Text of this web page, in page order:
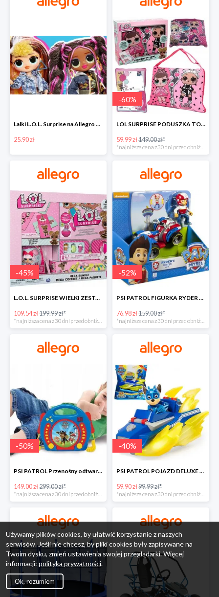
Lalki L.O.L. Surprise na Allegro w super cenach od 25,90 zł
25.90 zł
-60%
LOL SURPRISE PODUSZKA TOREBKA SEKRETNY SCHOWEK MP3 -59%
59.99 zł149.00 zł*
*najniższa cena z 30 dni przed obniżką
-45%
L.O.L. SURPRISE WIELKI ZESTAW NIESPODZIANKA 4 GRY -45%
109.54 zł199.99 zł*
-52%
PSI PATROL FIGURKA RYDER + QUAD POJAZD RATUNKOWY -51%
76.98 zł159.00 zł*
-50%
PSI PATROL Przenośny odtwarzacz CD Karaoke PAW -50%
149.00 zł299.00 zł*
*najniższa cena z 30 dni przed obniżką
-40%
PSI PATROL POJAZD DELUXE FIGURKA CHASE MIGHTY PUPS -40%
59.90 zł99.99 zł*
*najniższa cena z 30 dni przed obniżką
Używamy plików cookies, by ułatwić korzystanie z naszych
serwisów. Jeśli nie chcesz, by pliki cookies były zapisywane na
Twoim dysku, zmień ustawienia swojej przeglądarki. Więcej
informacji: polityka prywatności.
Ok, rozumiem